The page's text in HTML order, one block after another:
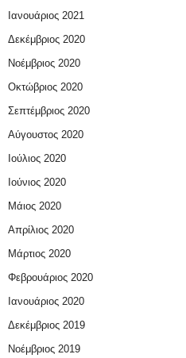
Ιανουάριος 2021
Δεκέμβριος 2020
Νοέμβριος 2020
Οκτώβριος 2020
Σεπτέμβριος 2020
Αύγουστος 2020
Ιούλιος 2020
Ιούνιος 2020
Μάιος 2020
Απρίλιος 2020
Μάρτιος 2020
Φεβρουάριος 2020
Ιανουάριος 2020
Δεκέμβριος 2019
Νοέμβριος 2019